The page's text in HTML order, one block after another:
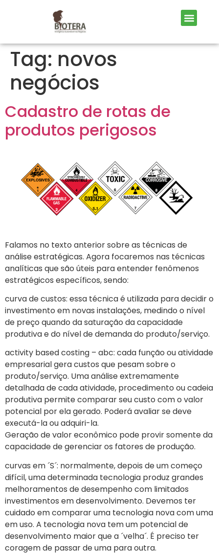
Tag: novos
negócios
Cadastro de rotas de
produtos perigosos
Falamos no texto anterior sobre as técnicas de
análise estratégicas. Agora focaremos nas técnicas
analíticas que são úteis para entender fenômenos
estratégicos específicos, sendo:
curva de custos: essa técnica é utilizada para decidir o
investimento em novas instalações, medindo o nível
de preço quando da saturação da capacidade
produtiva e do nível de demanda do produto/serviço.
activity based costing – abc: cada função ou atividade
empresarial gera custos que pesam sobre o
produto/serviço. Uma análise extremamente
detalhada de cada atividade, procedimento ou cadeia
produtiva permite comparar seu custo com o valor
potencial por ela gerado. Poderá avaliar se deve
executá-la ou adquiri-la.
Geração de valor econômico pode provir somente da
capacidade de gerenciar os fatores de produção.
curvas em ´S´: normalmente, depois de um começo
difícil, uma determinada tecnologia produz grandes
melhoramentos de desempenho com limitados
investimentos em desenvolvimento. Devemos ter
cuidado em comparar uma tecnologia nova com uma
em uso. A tecnologia nova tem um potencial de
desenvolvimento maior que a ´velha´. É preciso ter
coragem de passar de uma para outra.